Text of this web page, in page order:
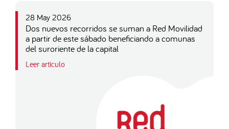
28 May 2026
Dos nuevos recorridos se suman a Red Movilidad
a partir de este sábado beneficiando a comunas
del suroriente de la capital
Leer artículo